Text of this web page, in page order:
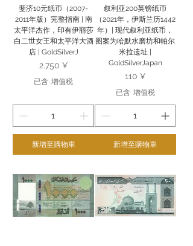
斐济10元纸币（2007-
2011年版）完整指南 | 南
太平洋杰作，印有伊丽莎
白二世女王和太平洋大酒
店 | GoldSilverJ
價格
2.750 ¥
已含 增值税
新增至購物車
叙利亚200英镑纸币
（2021年，伊斯兰历1442
年）| 现代叙利亚纸币，
图案为哈默水磨坊和帕尔
米拉遗址 |
GoldSilverJapan
價格
110 ¥
已含 增值税
新增至購物車